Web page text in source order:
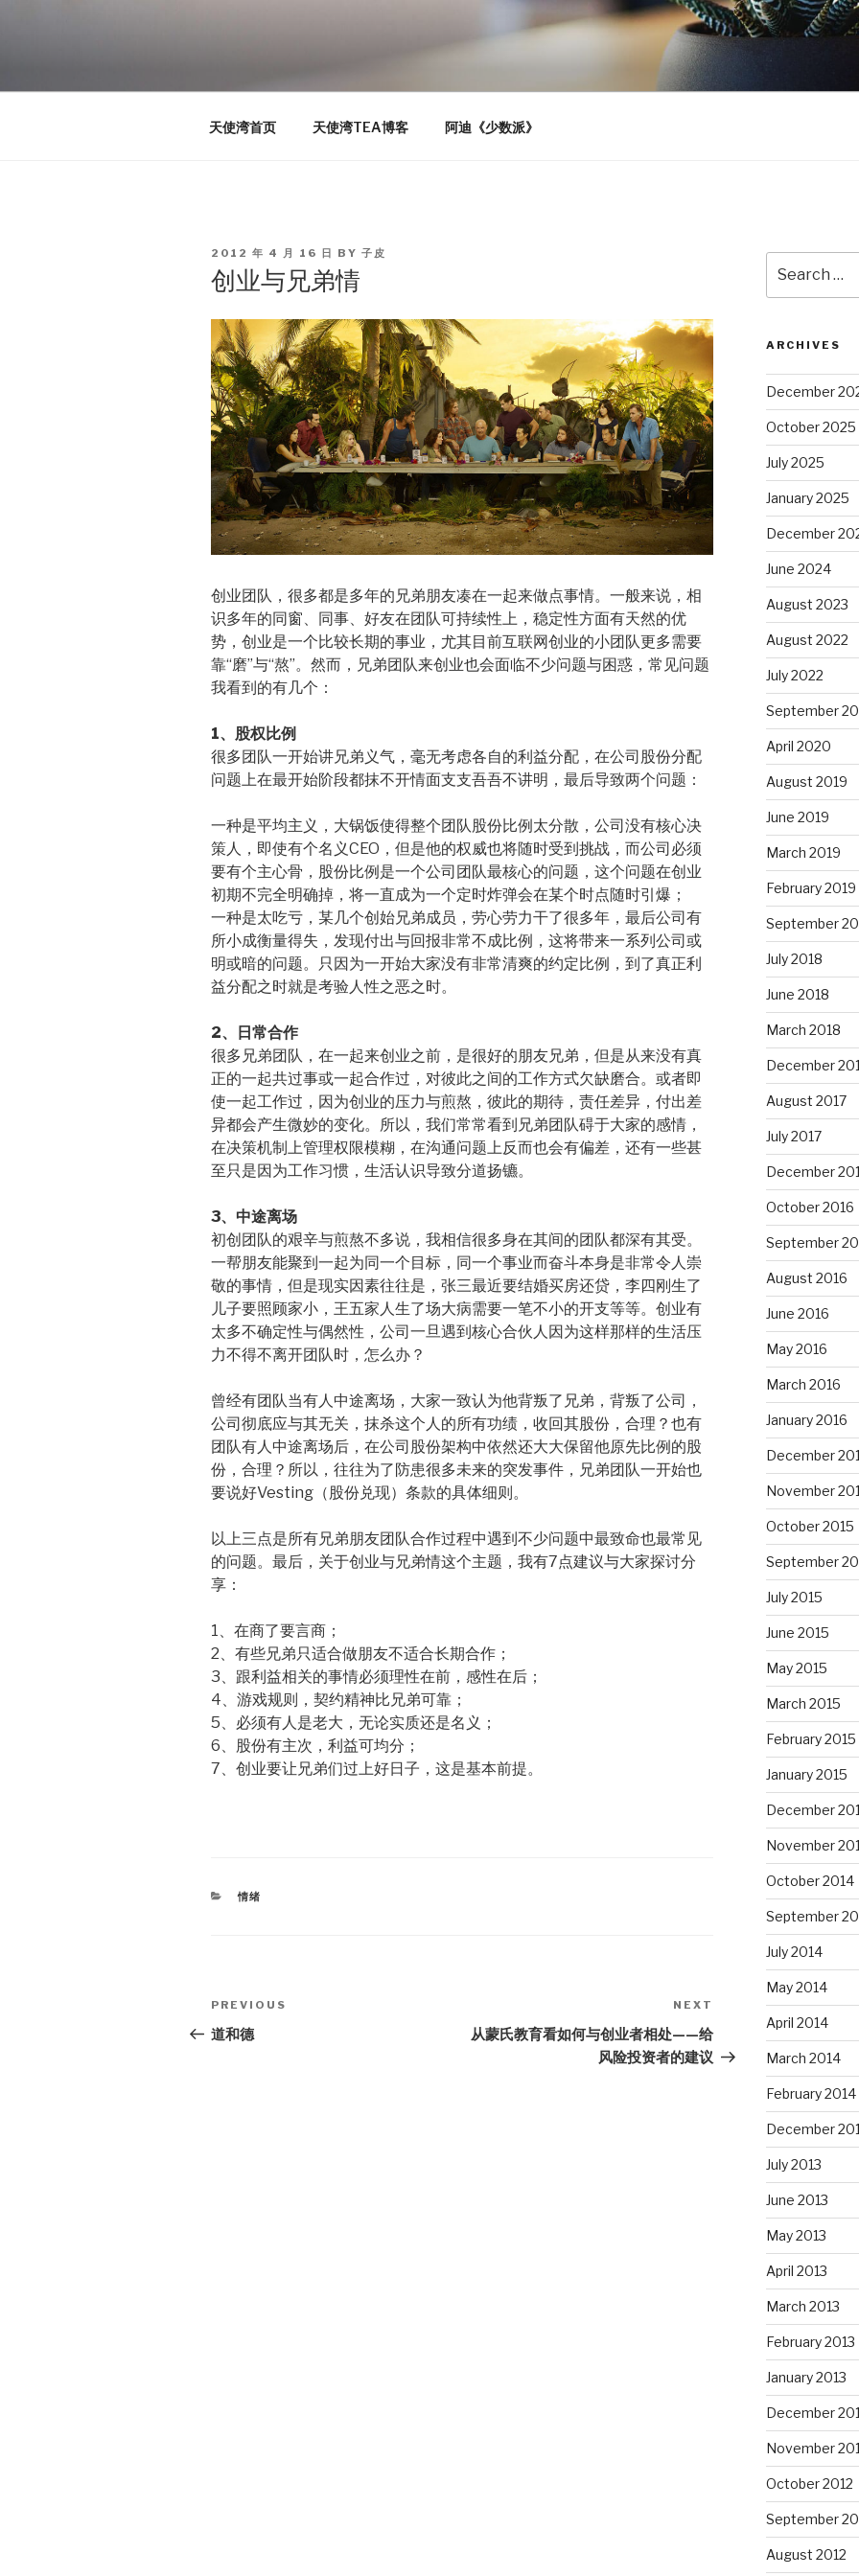
天使湾首页 天使湾TEA博客 阿迪《少数派》
POSTED
ON
2012 年 4 月 16 日 BY 子皮
创业与兄弟情
创业团队，很多都是多年的兄弟朋友凑在一起来做点事情。一般来说，相
识多年的同窗、同事、好友在团队可持续性上，稳定性方面有天然的优
势，创业是一个比较长期的事业，尤其目前互联网创业的小团队更多需要
靠“磨”与“熬”。然而，兄弟团队来创业也会面临不少问题与困惑，常见问题
我看到的有几个：
1、股权比例
很多团队一开始讲兄弟义气，毫无考虑各自的利益分配，在公司股份分配
问题上在最开始阶段都抹不开情面支支吾吾不讲明，最后导致两个问题：
一种是平均主义，大锅饭使得整个团队股份比例太分散，公司没有核心决
策人，即使有个名义CEO，但是他的权威也将随时受到挑战，而公司必须
要有个主心骨，股份比例是一个公司团队最核心的问题，这个问题在创业
初期不完全明确掉，将一直成为一个定时炸弹会在某个时点随时引爆；
一种是太吃亏，某几个创始兄弟成员，劳心劳力干了很多年，最后公司有
所小成衡量得失，发现付出与回报非常不成比例，这将带来一系列公司或
明或暗的问题。只因为一开始大家没有非常清爽的约定比例，到了真正利
益分配之时就是考验人性之恶之时。
2、日常合作
很多兄弟团队，在一起来创业之前，是很好的朋友兄弟，但是从来没有真
正的一起共过事或一起合作过，对彼此之间的工作方式欠缺磨合。或者即
使一起工作过，因为创业的压力与煎熬，彼此的期待，责任差异，付出差
异都会产生微妙的变化。所以，我们常常看到兄弟团队碍于大家的感情，
在决策机制上管理权限模糊，在沟通问题上反而也会有偏差，还有一些甚
至只是因为工作习惯，生活认识导致分道扬镳。
3、中途离场
初创团队的艰辛与煎熬不多说，我相信很多身在其间的团队都深有其受。
一帮朋友能聚到一起为同一个目标，同一个事业而奋斗本身是非常令人崇
敬的事情，但是现实因素往往是，张三最近要结婚买房还贷，李四刚生了
儿子要照顾家小，王五家人生了场大病需要一笔不小的开支等等。创业有
太多不确定性与偶然性，公司一旦遇到核心合伙人因为这样那样的生活压
力不得不离开团队时，怎么办？
曾经有团队当有人中途离场，大家一致认为他背叛了兄弟，背叛了公司，
公司彻底应与其无关，抹杀这个人的所有功绩，收回其股份，合理？也有
团队有人中途离场后，在公司股份架构中依然还大大保留他原先比例的股
份，合理？所以，往往为了防患很多未来的突发事件，兄弟团队一开始也
要说好Vesting（股份兑现）条款的具体细则。
以上三点是所有兄弟朋友团队合作过程中遇到不少问题中最致命也最常见
的问题。最后，关于创业与兄弟情这个主题，我有7点建议与大家探讨分
享：
1、在商了要言商；
2、有些兄弟只适合做朋友不适合长期合作；
3、跟利益相关的事情必须理性在前，感性在后；
4、游戏规则，契约精神比兄弟可靠；
5、必须有人是老大，无论实质还是名义；
6、股份有主次，利益可均分；
7、创业要让兄弟们过上好日子，这是基本前提。
CATEGORIES
情绪
Post
navigation
Previous
Post
PREVIOUS
道和德
Post
NEXT
从蒙氏教育看如何与创业者相处——给
风险投资者的建议
for:
ARCHIVES
December
October 2025
July 2025
January 2025
December
June 2024
August 2023
August 2022
July 2022
September
April 2020
August 2019
June 2019
March 2019
February 2019
September
July 2018
June 2018
March 2018
December
August 2017
July 2017
December
October 2016
September
August 2016
June 2016
May 2016
March 2016
January 2016
December
November
October 2015
September
July 2015
June 2015
May 2015
March 2015
February 2015
January 2015
December
November
October 2014
September
July 2014
May 2014
April 2014
March 2014
February 2014
December
July 2013
June 2013
May 2013
April 2013
March 2013
February 2013
January 2013
December
November
October 2012
September
August 2012